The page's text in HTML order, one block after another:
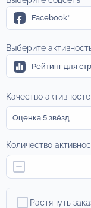
Facebook*
Выберите
Рейтинг для
Качество
Оценка 5 звёзд
Количество
Растянуть